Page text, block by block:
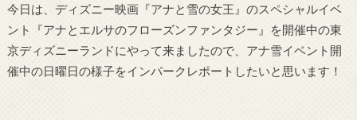
今日は、ディズニー映画『アナと雪の女王』のスペシャルイベ
ント『アナとエルサのフローズンファンタジー』を開催中の東
京ディズニーランドにやって来ましたので、アナ雪イベント開
催中の日曜日の様子をインパークレポートしたいと思います！